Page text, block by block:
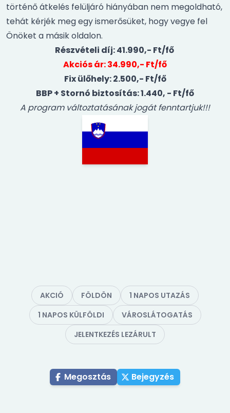
történő átkelés felüljáró hiányában nem megoldható,
tehát kérjék meg egy ismerősüket, hogy vegye fel
Önöket a másik oldalon.
Részvételi díj: 41.990,- Ft/fő
Akciós ár: 34.990,- Ft/fő
Fix ülőhely: 2.500,- Ft/fő
BBP + Stornó biztosítás: 1.440, - Ft/fő
A program változtatásának jogát fenntartjuk!!!
AKCIÓ FÖLDÖN
1 NAPOS UTAZÁS
1 NAPOS KÜLFÖLDI
VÁROSLÁTOGATÁS
JELENTKEZÉS LEZÁRULT
Megosztás Bejegyzés